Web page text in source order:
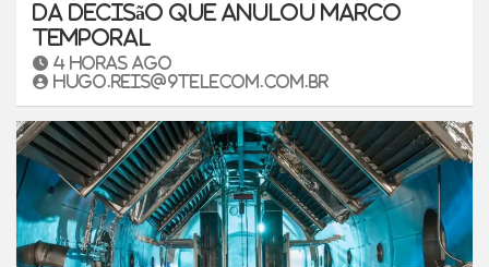
da decisão que anulou marco
temporal
4 horas ago
hugo.reis@9telecom.com.br